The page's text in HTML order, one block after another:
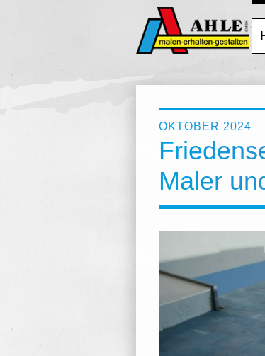
OKTOBER 2024
Maler